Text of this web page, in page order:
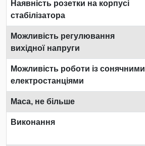
Наявність розетки на корпусі
стабілізатора
Можливість регулювання
вихідної напруги
Можливість роботи із сонячними
електростанціями
Маса, не більше
Виконання